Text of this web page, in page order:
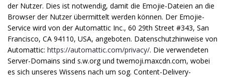
der Nutzer. Dies ist notwendig, damit die Emojie-Dateien an die
Browser der Nutzer übermittelt werden können. Der Emojie-
Service wird von der Automattic Inc., 60 29th Street #343, San
Francisco, CA 94110, USA, angeboten. Datenschutzhinweise von
Automattic: https://automattic.com/privacy/. Die verwendeten
Server-Domains sind s.w.org und twemoji.maxcdn.com, wobei
es sich unseres Wissens nach um sog. Content-Delivery-